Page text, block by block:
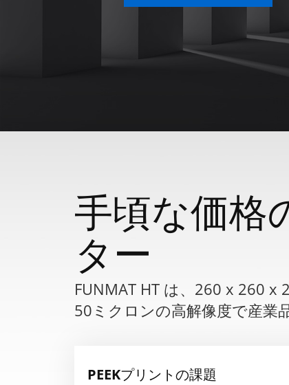
手頃な価格
ター
FUNMAT HT は、260 x 260
50ミクロンの高解像度で産業
PEEKプリントの課題